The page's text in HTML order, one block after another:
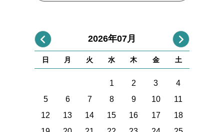
2026年07月
日 月 火 水 木 金 土
1 2 3
4
5
6 7 8 9 10
11
12
13 14 15 16 17
18